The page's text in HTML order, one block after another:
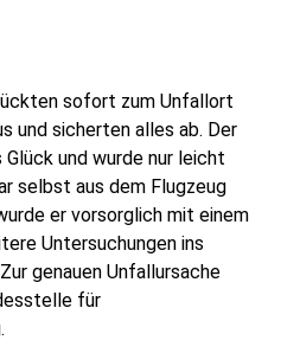
sofort zum Unfallort
und sicherten alles ab. Der
und wurde nur leicht
selbst aus dem Flugzeug
er vorsorglich mit einem
Untersuchungen ins
genauen Unfallursache
für